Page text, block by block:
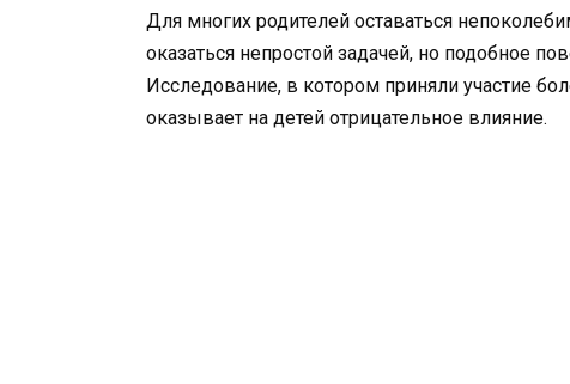
Для многих родителей оставаться
оказаться непростой задачей, но подобное
Исследование, в котором приняли участие
оказывает на детей отрицательное влияние.